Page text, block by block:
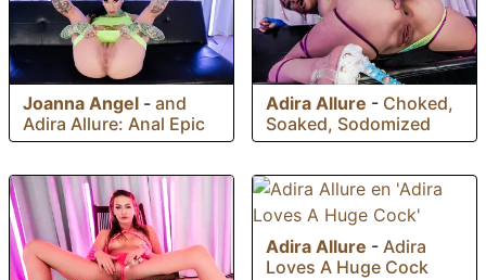
Joanna Angel - and
Adira Allure: Anal Epic
Adira Allure - Choked,
Soaked, Sodomized
Adira Allure - Adira
Loves A Huge Cock